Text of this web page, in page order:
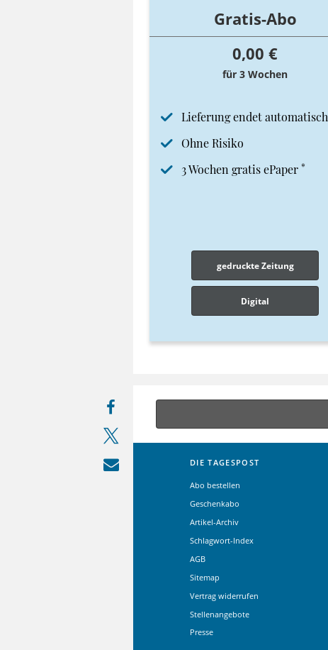
Gratis-Abo
0,00 €
für 3 Wochen
Lieferung endet automatisch
Ohne Risiko
3 Wochen gratis ePaper *
gedruckte Zeitung
Digital
DIE TAGESPOST
Abo bestellen
Geschenkabo
Artikel-Archiv
Schlagwort-Index
AGB
Sitemap
Vertrag widerrufen
Stellenangebote
Presse